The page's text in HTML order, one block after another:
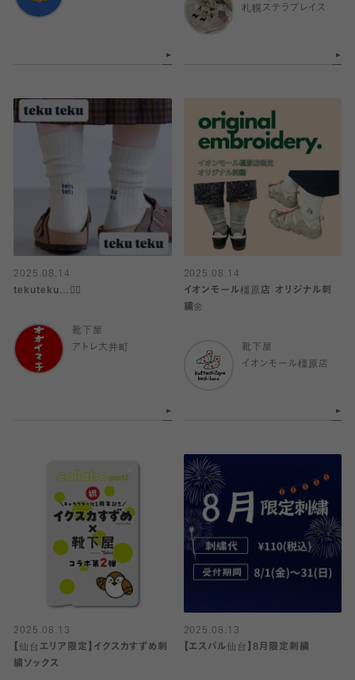
札幌ステラプレイス
2025.08.14
tekuteku…🚶‍♀️
靴下屋
アトレ大井町
2025.08.14
イオンモール橿原店 オリジナル刺
繍🌼
靴下屋
イオンモール橿原店
2025.08.13
【仙台エリア限定】イクスカすずめ刺
繍ソックス
2025.08.13
【エスパル仙台】8月限定刺繍